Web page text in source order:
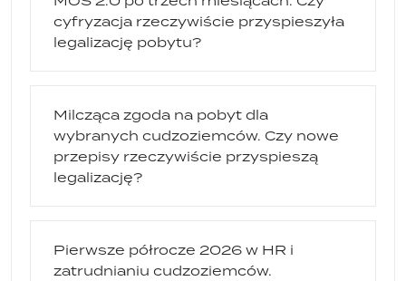
cyfryzacja rzeczywiście przyspieszyła
legalizację pobytu?
Milcząca zgoda na pobyt dla
wybranych cudzoziemców. Czy nowe
przepisy rzeczywiście przyspieszą
legalizację?
Pierwsze półrocze 2026 w HR i
zatrudnianiu cudzoziemców.